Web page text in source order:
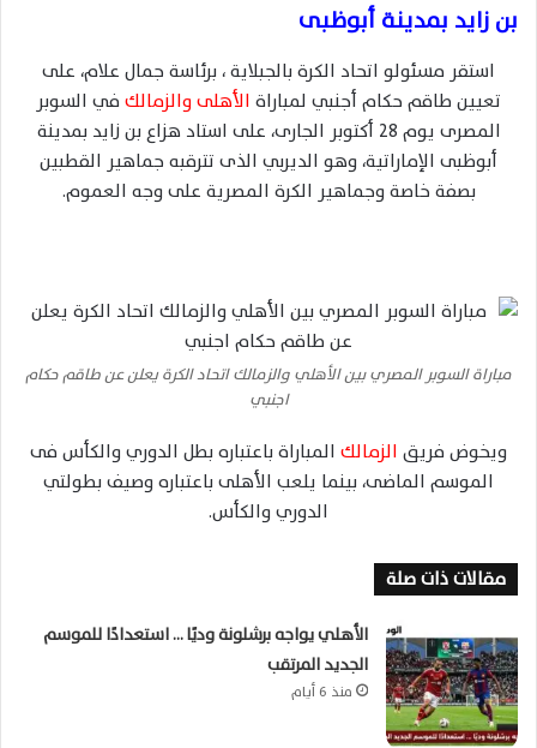
بن زايد بمدينة أبوظبى
استقر مسئولو اتحاد الكرة بالجبلاية ، برئاسة جمال علام، على
تعيين طاقم حكام أجنبي لمباراة الأهلى والزمالك في السوبر
المصرى يوم 28 أكتوبر الجارى، على استاد هزاع بن زايد بمدينة
أبوظبى الإماراتية، وهو الديربي الذى تترقبه جماهير القطبين
بصفة خاصة وجماهير الكرة المصرية على وجه العموم.
مباراة السوبر المصري بين الأهلي والزمالك اتحاد الكرة يعلن عن طاقم حكام
اجنبي
ويخوض فريق الزمالك المباراة باعتباره بطل الدوري والكأس فى
الموسم الماضى، بينما يلعب الأهلى باعتباره وصيف بطولتي
الدوري والكأس.
مقالات ذات صلة
الأهلي يواجه برشلونة وديًا … استعدادًا للموسم
الجديد المرتقب
منذ 6 أيام